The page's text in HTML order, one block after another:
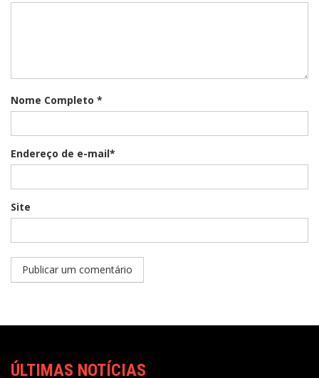
Nome Completo *
Endereço de e-mail*
Site
ÚLTIMAS NOTÍCIAS